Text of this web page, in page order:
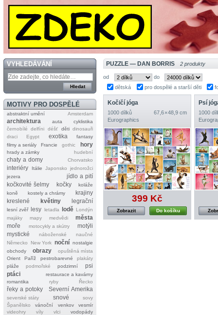
VYHLEDÁVÁNÍ
MOTIVY PRO DOSPĚLÉ
abstraktní umění Amsterdam
architektura auta
cyklistika
černobílé
delfíni déšť děti dinosauři
draci
Egypt exotika
fantasy
filmy a seriály
Francie gothic hory
hrady a zámky hudební
chaty a domy Chorvatsko
interiéry Itálie Japonsko
jednorožci
jezera
jídlo a pití
kočkovité šelmy
kočky
koláže
koně
kostely a chrámy
krajiny
kreslené
květiny legrační
lesní zvěř lesy letadla lodě Londýn
majáky
mapy medvědi
města
moře
motocykly a skútry
motýli
mystické
náboženské
naučné
Německo
New York noční nostalgie
obchody
obrazy
opuštěná místa
Orient
Paříž pestrobarevné
plakáty
pláže
podmořské podzimní
psi
ptáci
restaurace a kavárny
romantika
ryby Řecko
řeky a potoky Severní Amerika
severské státy snové
sovy
Španělsko
vánoční venkov
vesmír
videohry
víly vlci vodopády
PUZZLE — DAN BORRIS 2 produkty
od
do
dětská
pro dospělé a starší děti
Kočičí jóga
1000 dílků
67,6 × 48,9 cm
Eurographics
399 Kč
Do košíku
Zobrazit
Psí
1000